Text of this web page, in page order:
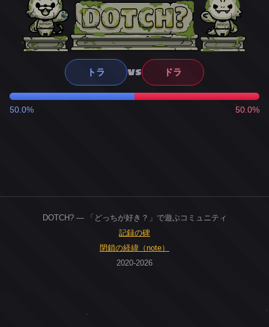
トラ VS ドラ
50.0% 50.0%
DOTCH? — 「どっちが好き？」で遊ぶコミュニティ
記録の碑
閉鎖の経緯（note）
2020-2026